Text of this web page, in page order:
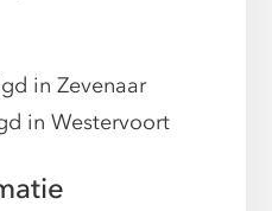
in Zevenaar
in Westervoort